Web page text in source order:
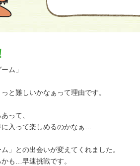
ム」
と難しいかなぁって理由です。
って、
入って楽しめるのかなぁ…
」との出会いが変えてくれました。
も…早速挑戦です。